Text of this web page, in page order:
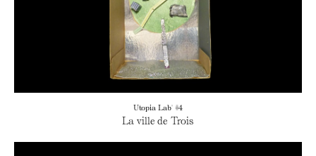
Utopia Lab' #4
La ville de Trois